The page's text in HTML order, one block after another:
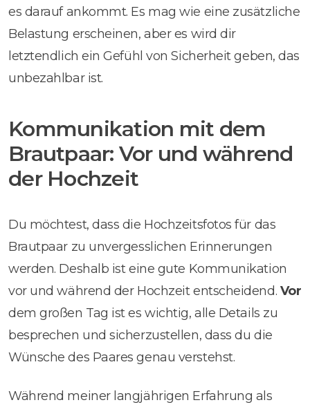
es darauf ankommt. Es mag wie eine zusätzliche
Belastung erscheinen, aber es wird dir
letztendlich ein Gefühl von Sicherheit geben, das
unbezahlbar ist.
Kommunikation mit dem
Brautpaar: Vor und während
der Hochzeit
Du möchtest, dass die Hochzeitsfotos für das
Brautpaar zu unvergesslichen Erinnerungen
werden. Deshalb ist eine gute Kommunikation
vor und während der Hochzeit entscheidend. Vor
dem großen Tag ist es wichtig, alle Details zu
besprechen und sicherzustellen, dass du die
Wünsche des Paares genau verstehst.
Während meiner langjährigen Erfahrung als